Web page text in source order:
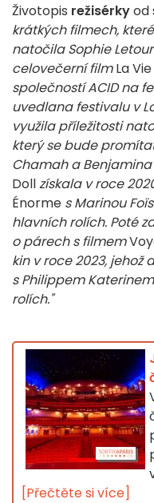
Životopis režisérkyod
krátkých filmech,
natočila Sophie
celovečerní filmLa
společností ACID na
uvedlana festivalu v
využila příležitosti
který se bude
Chamah a
Dollzískala v roce
Énorme s Marinou
hlavních rolích. Poté
o párech s filmem
kin v roce 2023, jehož
s Philippem
rolích."
[Přečtěte si více]